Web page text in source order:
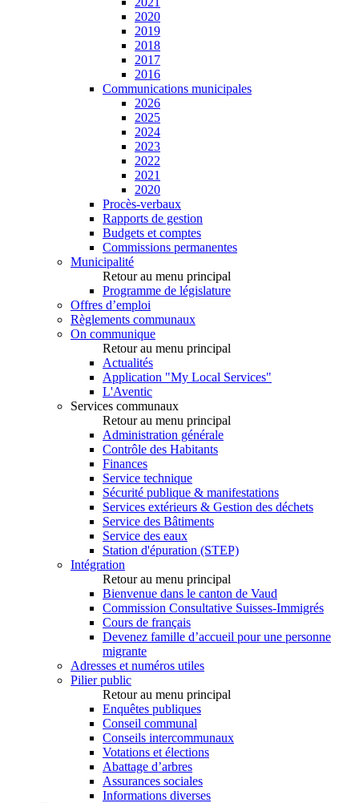
2020
2019
2018
2017
2016
Communications municipales
2026
2025
2024
2023
2022
2021
2020
Procès-verbaux
Rapports de gestion
Budgets et comptes
Commissions permanentes
Municipalité
Retour au menu principal
Programme de législature
Offres d’emploi
Règlements communaux
On communique
Retour au menu principal
Actualités
Application "My Local Services"
L'Aventic
Services communaux
Retour au menu principal
Administration générale
Contrôle des Habitants
Finances
Service technique
Sécurité publique & manifestations
Services extérieurs & Gestion des déchets
Service des Bâtiments
Service des eaux
Station d'épuration (STEP)
Intégration
Retour au menu principal
Bienvenue dans le canton de Vaud
Commission Consultative Suisses-Immigrés
Cours de français
Devenez famille d’accueil pour une personne
migrante
Adresses et numéros utiles
Pilier public
Retour au menu principal
Enquêtes publiques
Conseil communal
Conseils intercommunaux
Votations et élections
Abattage d’arbres
Assurances sociales
Informations diverses